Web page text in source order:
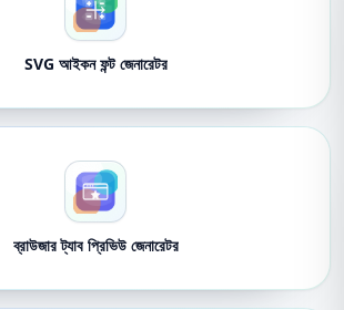
SVG আইকন ফন্ট জেনারেটর
ব্রাউজার ট্যাব প্রিভিউ জেনারেটর